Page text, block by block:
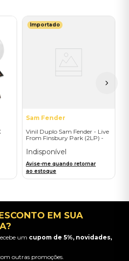
Importado
Sam Fender
Vinil Duplo Sam Fender - Live
From Finsbury Park (2LP) -
Indisponível
Avise-me quando retornar
ao estoque
EM SUA
um cupom de 5%, novidades,
outras promoções.